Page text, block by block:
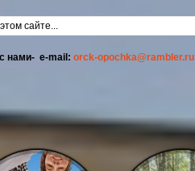
поиска
нами- e-mail: orck-opochka@rambler.ru